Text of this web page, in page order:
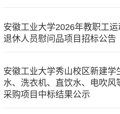
安徽工业大学2026年教职工
退休人员慰问品项目招标公告
安徽工业大学秀山校区新建学
水、洗衣机、直饮水、电吹风
采购项目中标结果公示